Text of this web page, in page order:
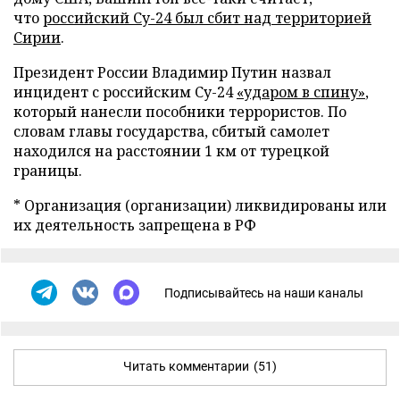
чтороссийский Су-24 был сбит над территорией
Сирии.
Президент России Владимир Путин назвал
инцидент с российским Су-24«ударом в спину»,
который нанесли пособники террористов. По
словам главы государства, сбитый самолет
находился на расстоянии 1 км от турецкой
границы.
* Организация (организации) ликвидированы или
их деятельность запрещена в РФ
Подписывайтесь на наши каналы
Читать комментарии (51)